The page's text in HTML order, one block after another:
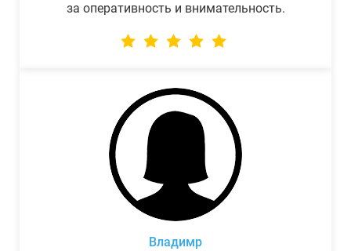
за оперативность и внимательность.
Владимр